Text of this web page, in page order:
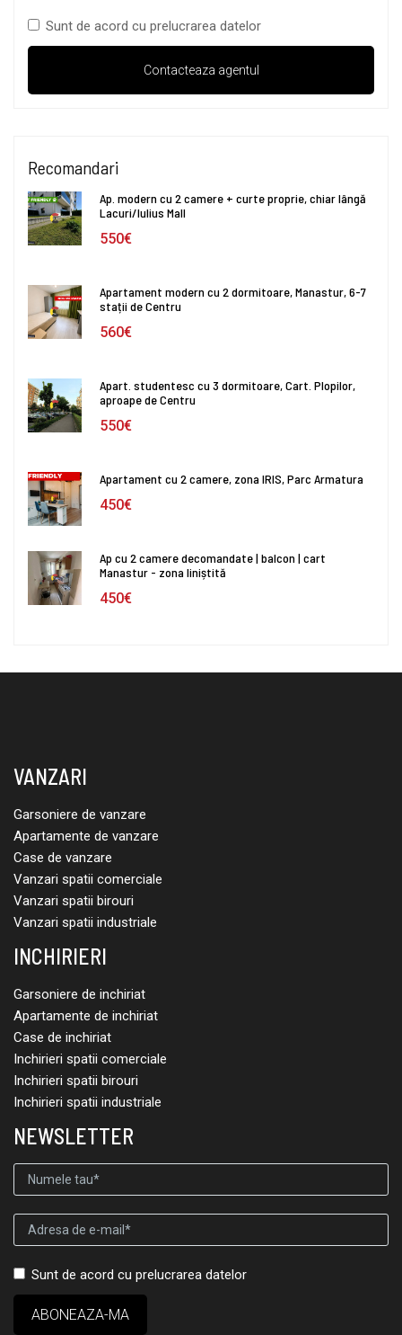
Sunt de acord cu prelucrarea datelor
Recomandari
Ap. modern cu 2 camere + curte proprie, chiar lângă
Lacuri/Iulius Mall
550€
Apartament modern cu 2 dormitoare, Manastur, 6-7
stații de Centru
560€
Apart. studentesc cu 3 dormitoare, Cart. Plopilor,
aproape de Centru
550€
Apartament cu 2 camere, zona IRIS, Parc Armatura
450€
Ap cu 2 camere decomandate | balcon | cart
Manastur - zona liniștită
450€
VANZARI
Garsoniere de vanzare
Apartamente de vanzare
Case de vanzare
Vanzari spatii comerciale
Vanzari spatii birouri
Vanzari spatii industriale
INCHIRIERI
Garsoniere de inchiriat
Apartamente de inchiriat
Case de inchiriat
Inchirieri spatii comerciale
Inchirieri spatii birouri
Inchirieri spatii industriale
NEWSLETTER
Sunt de acord cu prelucrarea datelor